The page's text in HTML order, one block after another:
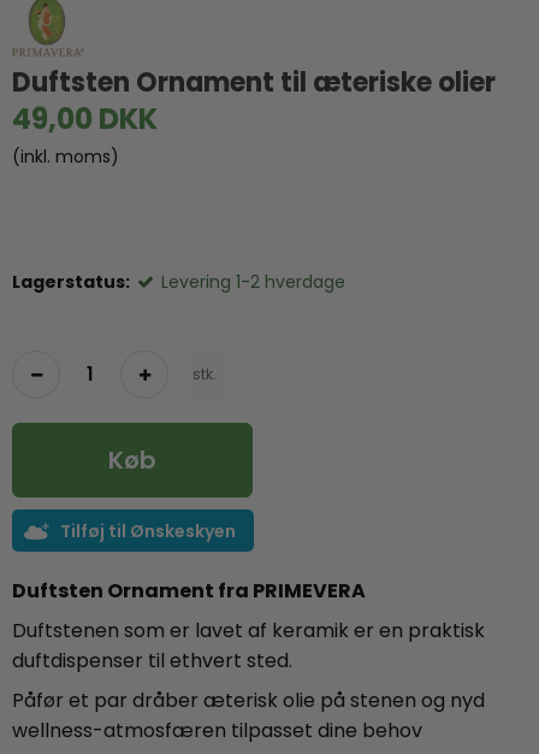
Duftsten Ornament til æteriske olier
49,00 DKK
(inkl. moms)
Lagerstatus: Levering 1-2 hverdage
stk.
Køb
Tilføj til Ønskeskyen
Duftsten Ornament fra PRIMEVERA
Duftstenen som er lavet af keramik er en praktisk
duftdispenser til ethvert sted.
Påfør et par dråber æterisk olie på stenen og nyd
wellness-atmosfæren tilpasset dine behov